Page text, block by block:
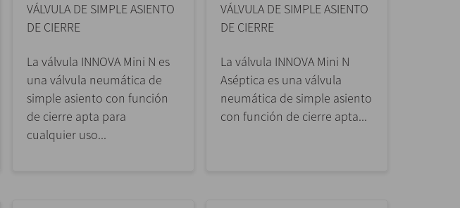
VÁLVULA DE SIMPLE ASIENTO
DE CIERRE
La válvula INNOVA Mini N es
una válvula neumática de
simple asiento con función
de cierre apta para
cualquier uso...
VÁLVULA DE SIMPLE ASIENTO
DE CIERRE
La válvula INNOVA Mini N
Aséptica es una válvula
neumática de simple asiento
con función de cierre apta...